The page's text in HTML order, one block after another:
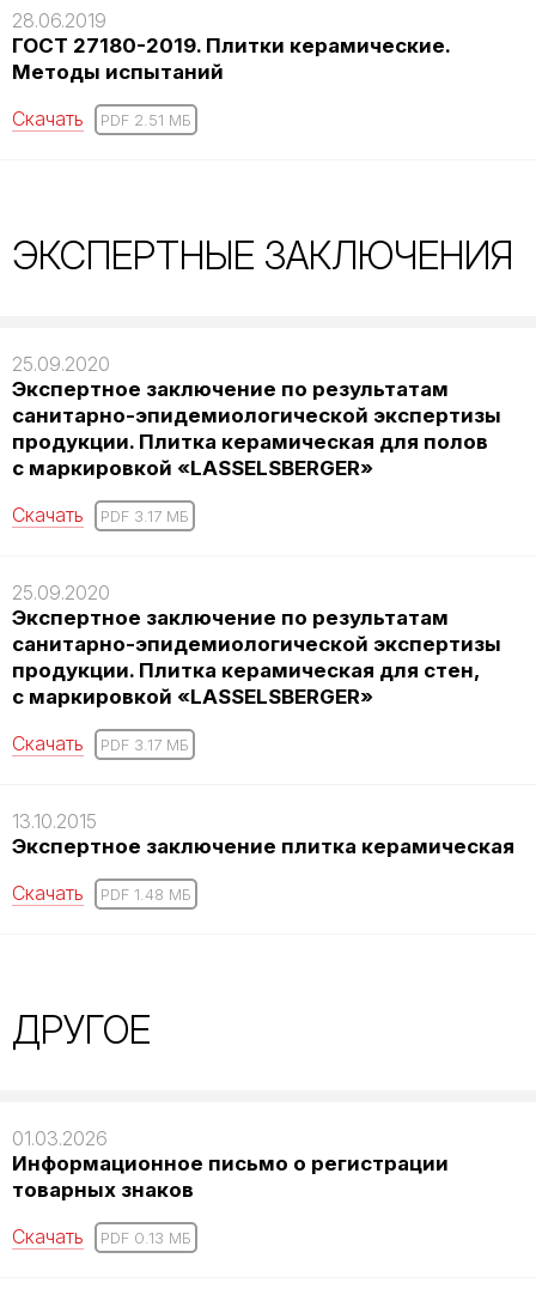
28.06.2019
ГОСТ 27180-2019. Плитки керамические.
Методы испытаний
Скачать
PDF 2.51 MБ
ЭКСПЕРТНЫЕ ЗАКЛЮЧЕНИЯ
25.09.2020
Экспертное заключение по результатам
санитарно-эпидемиологической экспертизы
продукции. Плитка керамическая для полов
с маркировкой «LASSELSBERGER»
Скачать
PDF 3.17 MБ
25.09.2020
Экспертное заключение по результатам
санитарно-эпидемиологической экспертизы
продукции. Плитка керамическая для стен,
с маркировкой «LASSELSBERGER»
Скачать
PDF 3.17 MБ
13.10.2015
Экспертное заключение плитка керамическая
Скачать
PDF 1.48 MБ
ДРУГОЕ
01.03.2026
Информационное письмо о регистрации
товарных знаков
Скачать
PDF 0.13 MБ